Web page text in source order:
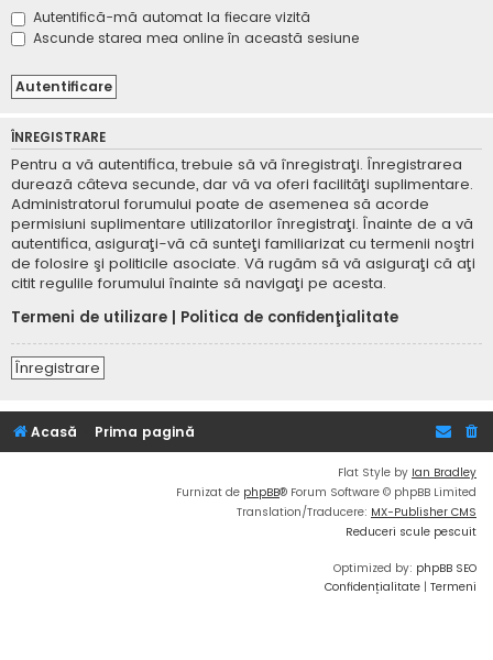
Autentifică-mă automat la fiecare vizită
Ascunde starea mea online în această sesiune
ÎNREGISTRARE
Pentru a vă autentifica, trebuie să vă înregistraţi. Înregistrarea
durează câteva secunde, dar vă va oferi facilităţi suplimentare.
Administratorul forumului poate de asemenea să acorde
permisiuni suplimentare utilizatorilor înregistraţi. Înainte de a vă
autentifica, asiguraţi-vă că sunteţi familiarizat cu termenii noştri
de folosire şi politicile asociate. Vă rugăm să vă asiguraţi că aţi
citit regulile forumului înainte să navigaţi pe acesta.
Termeni de utilizare
Politica de confidenţialitate
Înregistrare
Acasă Prima pagină
Flat Style by Ian Bradley
Furnizat de phpBB® Forum Software © phpBB Limited
Translation/Traducere: MX-Publisher CMS
Reduceri scule pescuit
Optimized by: phpBB SEO
Confidențialitate | Termeni